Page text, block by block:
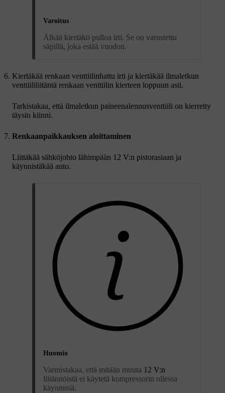
Varoitus
Älkää kiertäkö pulloa irti. Se on varustettu
säpillä, joka estää vuodon.
Kiertäkää renkaan venttiilinhattu irti ja kiertäkää ilmaletkun
venttiililiitäntä renkaan venttiilin kierteen loppuun asti.
Tarkistakaa, että ilmaletkun paineenalennusventtiili on kierretty
täysin kiinni.
Renkaanpaikkauksen aloittaminen
Liittäkää sähköjohto lähimpään 12 V:n pistorasiaan ja
käynnistäkää auto.
Huomio
Varmistakaa, että mitään muuta 12 V:n
liitännöistä ei käytetä kompressorin ollessa
käynnissä.